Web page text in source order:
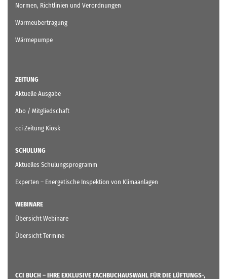
Normen, Richtlinien und Verordnungen
Wärmeübertragung
Wärmepumpe
ZEITUNG
Aktuelle Ausgabe
Abo / Mitgliedschaft
cci Zeitung Kiosk
SCHULUNG
Aktuelles Schulungsprogramm
Experten – Energetische Inspektion von Klimaanlagen
WEBINARE
Übersicht Webinare
Übersicht Termine
CCI BUCH – IHRE EXKLUSIVE FACHBUCHAUSWAHL FÜR DIE LÜFTUNGS-,